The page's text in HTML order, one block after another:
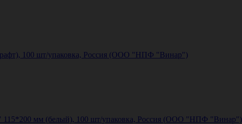
100 шт/упаковка, Россия (ООО "НПФ "Винар")
115*200 мм (белый), 100 шт/упаковка, Россия (ООО "НПФ "Винар")